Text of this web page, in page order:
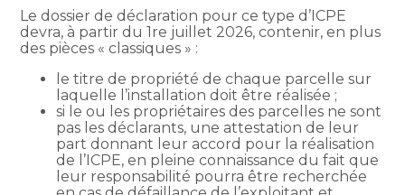
Le dossier de déclaration pour ce type d’ICPE
devra, à partir du 1re juillet 2026, contenir, en plus
des pièces « classiques » :
le titre de propriété de chaque parcelle sur
laquelle l’installation doit être réalisée ;
si le ou les propriétaires des parcelles ne sont
pas les déclarants, une attestation de leur
part donnant leur accord pour la réalisation
de l’ICPE, en pleine connaissance du fait que
leur responsabilité pourra être recherchée